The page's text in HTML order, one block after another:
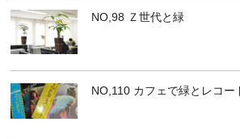
NO,98 Ｚ世代と緑
NO,110 カフェで緑とレコー